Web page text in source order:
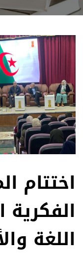
اختتام
الفكرية
اللغة